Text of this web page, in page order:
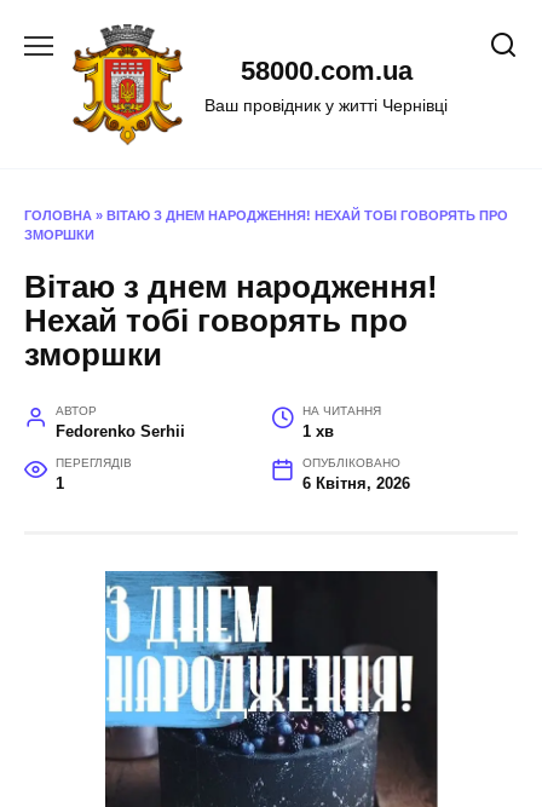
58000.com.ua
Ваш провідник у житті Чернівці
ГОЛОВНА » ВІТАЮ З ДНЕМ НАРОДЖЕННЯ! НЕХАЙ ТОБІ ГОВОРЯТЬ ПРО
ЗМОРШКИ
Вітаю з днем народження!
Нехай тобі говорять про
зморшки
АВТОР
Fedorenko Serhii
НА ЧИТАННЯ
1 хв
ПЕРЕГЛЯДІВ
1
ОПУБЛІКОВАНО
6 Квітня, 2026